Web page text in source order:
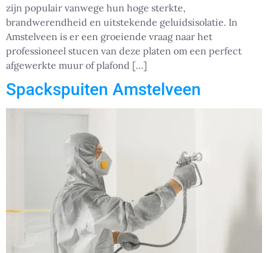
zijn populair vanwege hun hoge sterkte,
brandwerendheid en uitstekende geluidsisolatie. In
Amstelveen is er een groeiende vraag naar het
professioneel stucen van deze platen om een perfect
afgewerkte muur of plafond […]
Spackspuiten Amstelveen